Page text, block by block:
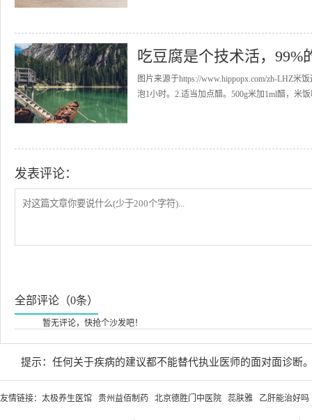
吃豆腐是个技术活，99%
图片来源于https://www.hippopx.com/zh-LHZ
泡1小时。2.适当加点醋。500g米加1ml醋，米饭
发表评论：
全部评论（0条）
暂无评论，快抢个沙发吧！
提示：任何关于疾病的建议都不能替代执业医师的面对面诊断
友情链接： 太极养生医馆 贵州益佰制药 北京德胜门中医院 蕊肤雅 乙肝能治好吗